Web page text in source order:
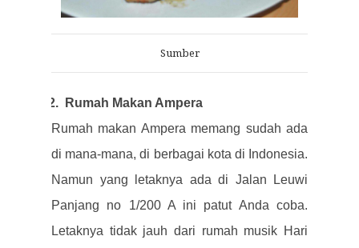
Sumber
2.
Rumah Makan Ampera
Rumah makan Ampera memang sudah ada
di mana-mana, di berbagai kota di Indonesia.
Namun yang letaknya ada di Jalan Leuwi
Panjang no 1/200 A ini patut Anda coba.
Letaknya tidak jauh dari rumah musik Hari